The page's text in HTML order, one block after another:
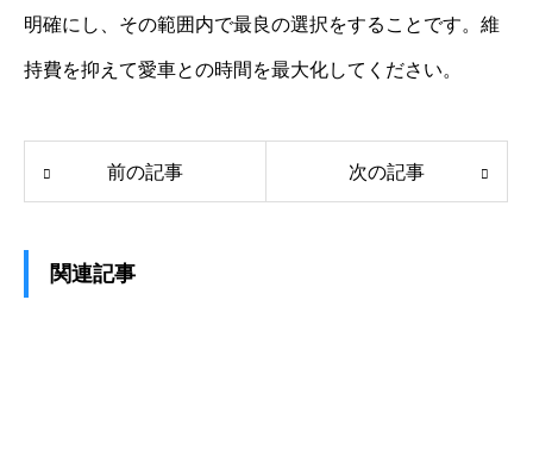
明確にし、その範囲内で最良の選択をすることです。維
持費を抑えて愛車との時間を最大化してください。
前の記事 次の記事
関連記事